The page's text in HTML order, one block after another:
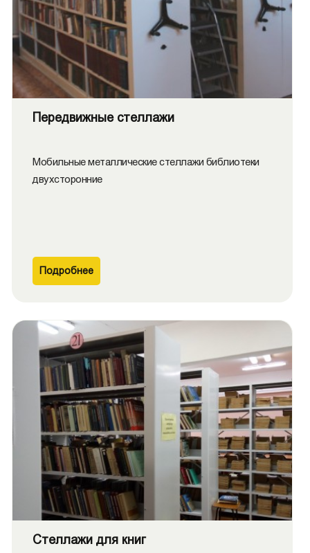
Передвижные стеллажи
Мобильные металлические стеллажи библиотеки
двухсторонние
Подробнее
Стеллажи для книг